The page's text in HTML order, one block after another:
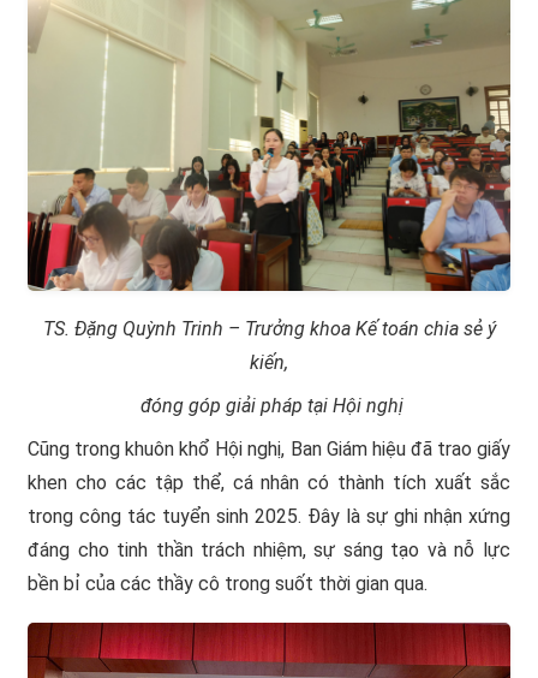
TS. Đặng Quỳnh Trinh – Trưởng khoa Kế toán chia sẻ ý
kiến,
đóng góp giải pháp tại Hội nghị
Cũng trong khuôn khổ Hội nghị, Ban Giám hiệu đã trao giấy
khen cho các tập thể, cá nhân có thành tích xuất sắc
trong công tác tuyển sinh 2025. Đây là sự ghi nhận xứng
đáng cho tinh thần trách nhiệm, sự sáng tạo và nỗ lực
bền bỉ của các thầy cô trong suốt thời gian qua.